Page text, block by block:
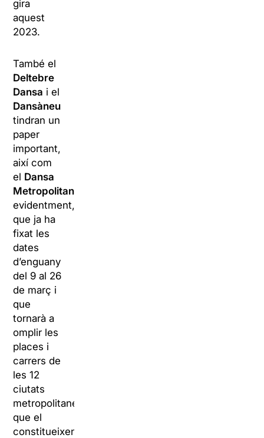
gira
aquest
2023.
També el
Deltebre
Dansa i el
Dansàneu
tindran un
paper
important,
així com
el Dansa
Metropolitana
evidentment,
que ja ha
fixat les
dates
d’enguany
del 9 al 26
de març i
que
tornarà a
omplir les
places i
carrers de
les 12
ciutats
metropolitanes
que el
constitueixen